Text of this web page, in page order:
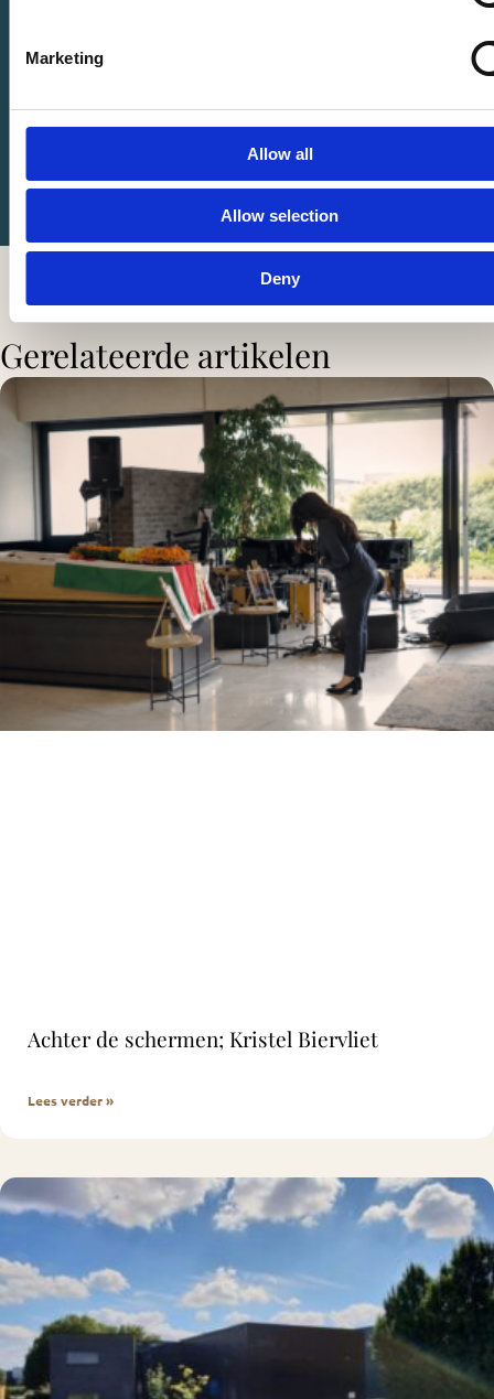
Marketing
Allow all
Allow selection
Deny
Gerelateerde artikelen
Achter de schermen; Kristel Biervliet
Lees verder »